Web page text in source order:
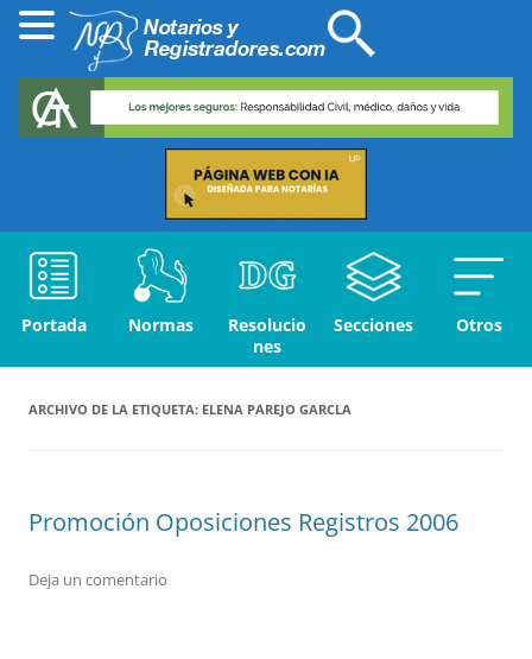
Portada Normas
Resolucio
nes
Secciones Otros
ARCHIVO DE LA ETIQUETA: ELENA PAREJO GARCLA
Promoción Oposiciones Registros 2006
Deja un comentario